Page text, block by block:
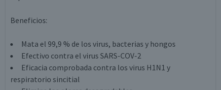
Beneficios:
Mata el 99,9 % de los virus, bacterias y hongos
Efectivo contra el virus SARS-COV-2
Eficacia comprobada contra los virus H1N1 y
respiratorio sincitial